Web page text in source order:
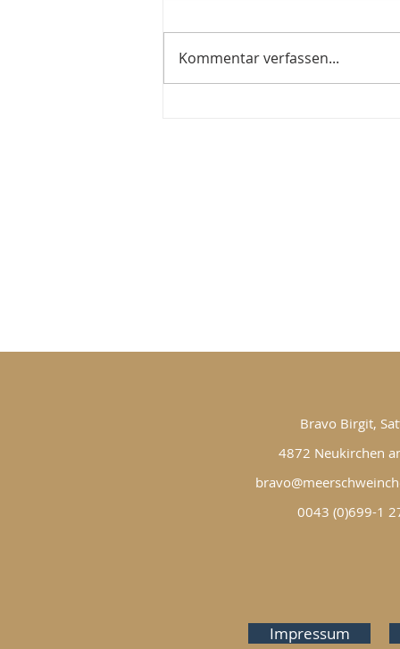
Kommentar verfassen...
Bravo Birgit,
4872 Neukirchen
0043 (0)699-1
Impressum